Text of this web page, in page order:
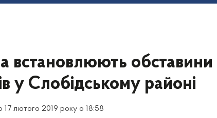
встановлюють обставини
у Слобідському районі
17 лютого 2019 року о 18:58